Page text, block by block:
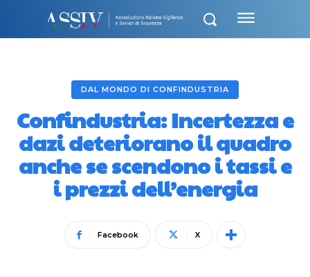
DAL MONDO DI CONFINDUSTRIA
Confindustria: Incertezza e
dazi deteriorano il quadro
anche se scendono i tassi e
i prezzi dell’energia
Facebook X